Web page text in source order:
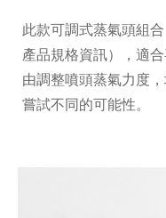
此款可調式蒸氣頭組
產品規格資訊），適
由調整噴頭蒸氣力度
嘗試不同的可能性。